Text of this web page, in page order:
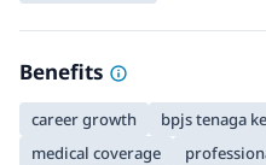
Benefits
career growth
bpjs tenaga
medical coverage